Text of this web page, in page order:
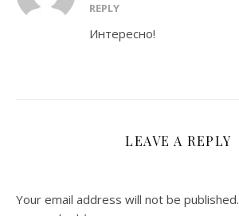
REPLY
Интересно!
LEAVE A REPLY
Your email address will not be published.